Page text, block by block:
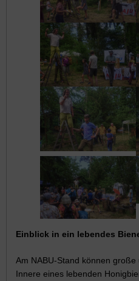
Einblick in ein lebendes
Am NABU-Stand können
Innere eines lebenden